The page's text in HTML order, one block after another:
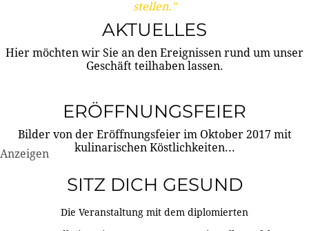
stellen."
AKTUELLES
Hier möchten wir Sie an den Ereignissen rund um unser
Geschäft teilhaben lassen.
ERÖFFNUNGSFEIER
Bilder von der Eröffnungsfeier im Oktober 2017 mit
kulinarischen Köstlichkeiten...
Anzeigen
SITZ DICH GESUND
Die Veranstaltung mit dem diplomierten